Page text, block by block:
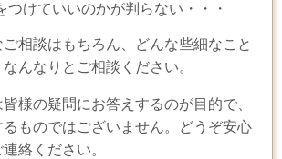
つけていいのかが判らない・・・
相談はもちろん、どんな些細なこと
んなりとご相談ください。
様の疑問にお答えするのが目的で、
ものではございません。どうぞ安心
絡ください。